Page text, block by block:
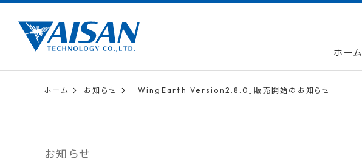
ホーム
ホーム お知らせ 「WingEarth Version2.8.0」販売開始のお知らせ
お知らせ